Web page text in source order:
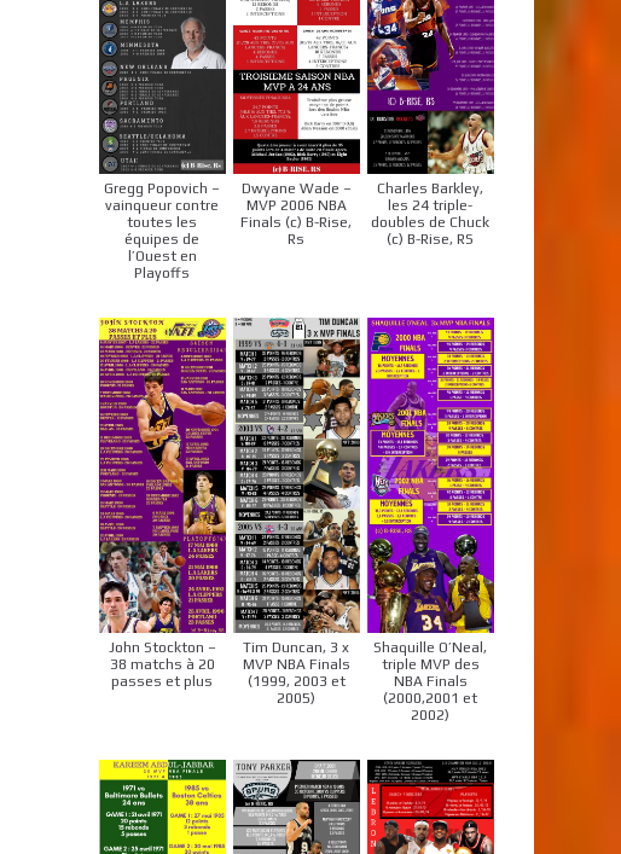
Gregg Popovich –
vainqueur contre
toutes les
équipes de
l’Ouest en
Playoffs
Dwyane Wade –
MVP 2006 NBA
Finals (c) B-Rise,
Rs
Charles Barkley,
les 24 triple-
doubles de Chuck
(c) B-Rise, RS
John Stockton –
38 matchs à 20
passes et plus
Tim Duncan, 3 x
MVP NBA Finals
(1999, 2003 et
2005)
Shaquille O’Neal,
triple MVP des
NBA Finals
(2000,2001 et
2002)